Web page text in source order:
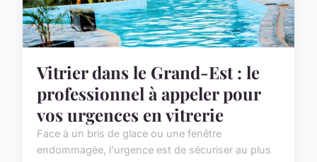
Vitrier dans le Grand-Est : le
professionnel à appeler pour
vos urgences en vitrerie
Face à un bris de glace ou une fenêtre
endommagée, l'urgence est de sécuriser au plus